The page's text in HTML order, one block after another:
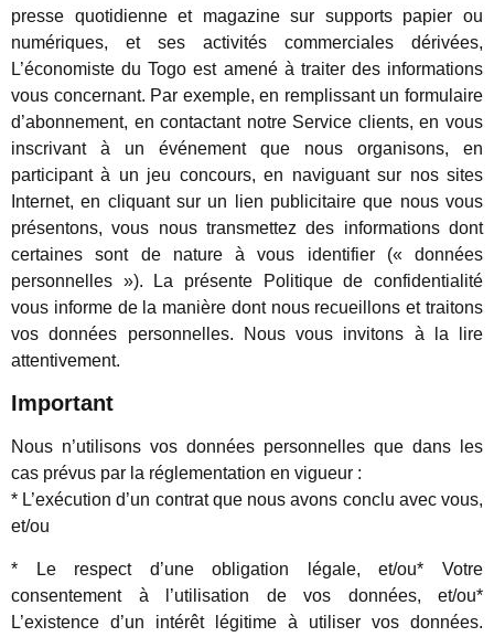
presse quotidienne et magazine sur supports papier ou
numériques, et ses activités commerciales dérivées,
L’économiste du Togo est amené à traiter des informations
vous concernant. Par exemple, en remplissant un formulaire
d’abonnement, en contactant notre Service clients, en vous
inscrivant à un événement que nous organisons, en
participant à un jeu concours, en naviguant sur nos sites
Internet, en cliquant sur un lien publicitaire que nous vous
présentons, vous nous transmettez des informations dont
certaines sont de nature à vous identifier (« données
personnelles »). La présente Politique de confidentialité
vous informe de la manière dont nous recueillons et traitons
vos données personnelles. Nous vous invitons à la lire
attentivement.
Important
Nous n’utilisons vos données personnelles que dans les
cas prévus par la réglementation en vigueur :
* L’exécution d’un contrat que nous avons conclu avec vous,
et/ou
* Le respect d’une obligation légale, et/ou* Votre
consentement à l’utilisation de vos données, et/ou*
L’existence d’un intérêt légitime à utiliser vos données.